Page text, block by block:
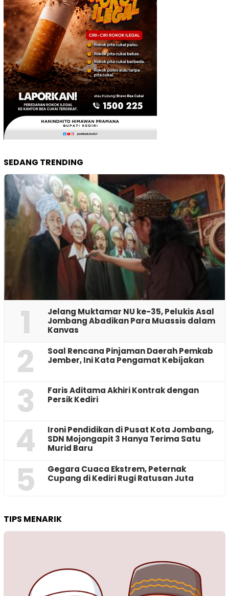
SEDANG TRENDING
1
Jelang Muktamar NU ke-35, Pelukis Asal
Jombang Abadikan Para Muassis dalam
Kanvas
2
‎Soal Rencana Pinjaman Daerah Pemkab
Jember, Ini Kata Pengamat Kebijakan ‎
3
Faris Aditama Akhiri Kontrak dengan
Persik Kediri
4
Ironi Pendidikan di Pusat Kota Jombang,
SDN Mojongapit 3 Hanya Terima Satu
Murid Baru
5
‎Gegara Cuaca Ekstrem, Peternak
Cupang di Kediri Rugi Ratusan Juta
TIPS MENARIK